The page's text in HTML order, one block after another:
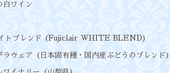
ワイン
トブレンド (Fujiclair WHITE BLEND)
ウェア（日本固有種・国内産ぶどうのブレンド）